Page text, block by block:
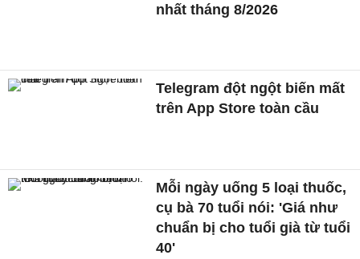
nhất tháng 8/2026
Telegram đột ngột biến mất
trên App Store toàn cầu
Mỗi ngày uống 5 loại thuốc,
cụ bà 70 tuổi nói: 'Giá như
chuẩn bị cho tuổi già từ tuổi
40'